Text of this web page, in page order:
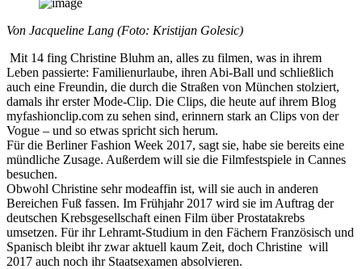
Von Jacqueline Lang (Foto: Kristijan Golesic)
Mit 14 fing Christine Bluhm an, alles zu filmen, was in ihrem
Leben passierte: Familienurlaube, ihren Abi-Ball und schließlich
auch eine Freundin, die durch die Straßen von München stolziert,
damals ihr erster Mode-Clip. Die Clips, die heute auf ihrem Blog
myfashionclip.com zu sehen sind, erinnern stark an Clips von der
Vogue – und so etwas spricht sich herum.
Für die Berliner Fashion Week 2017, sagt sie, habe sie bereits eine
mündliche Zusage. Außerdem will sie die Filmfestspiele in Cannes
besuchen.
Obwohl Christine sehr modeaffin ist, will sie auch in anderen
Bereichen Fuß fassen. Im Frühjahr 2017 wird sie im Auftrag der
deutschen Krebsgesellschaft einen Film über Prostatakrebs
umsetzen. Für ihr Lehramt-Studium in den Fächern Französisch und
Spanisch bleibt ihr zwar aktuell kaum Zeit, doch Christine will
2017 auch noch ihr Staatsexamen absolvieren.